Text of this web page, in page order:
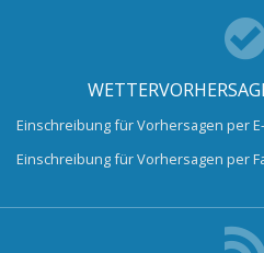
Einschreibung für Vorhersagen per
Einschreibung für Vorhersagen per